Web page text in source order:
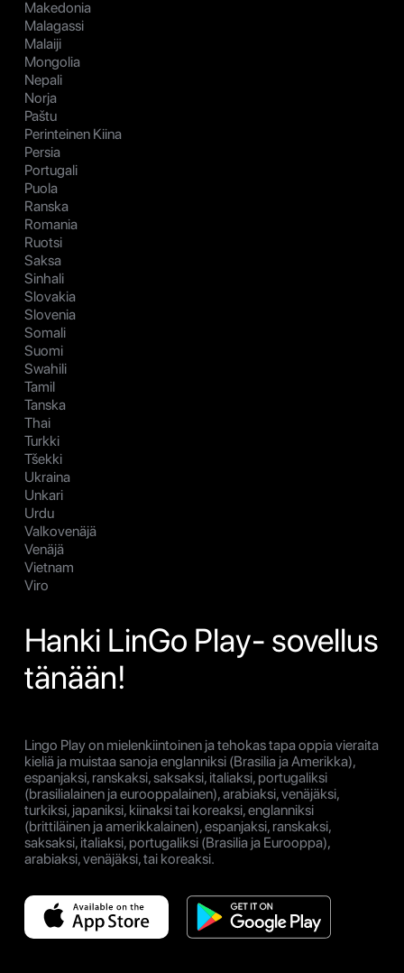
Makedonia
Malagassi
Malaiji
Mongolia
Nepali
Norja
Paštu
Perinteinen Kiina
Persia
Portugali
Puola
Ranska
Romania
Ruotsi
Saksa
Sinhali
Slovakia
Slovenia
Somali
Suomi
Swahili
Tamil
Tanska
Thai
Turkki
Tšekki
Ukraina
Unkari
Urdu
Valkovenäjä
Venäjä
Vietnam
Viro
Hanki LinGo Play- sovellus
tänään!
Lingo Play on mielenkiintoinen ja tehokas tapa oppia vieraita
kieliä ja muistaa sanoja englanniksi (Brasilia ja Amerikka),
espanjaksi, ranskaksi, saksaksi, italiaksi, portugaliksi
(brasilialainen ja eurooppalainen), arabiaksi, venäjäksi,
turkiksi, japaniksi, kiinaksi tai koreaksi, englanniksi
(brittiläinen ja amerikkalainen), espanjaksi, ranskaksi,
saksaksi, italiaksi, portugaliksi (Brasilia ja Eurooppa),
arabiaksi, venäjäksi, tai koreaksi.